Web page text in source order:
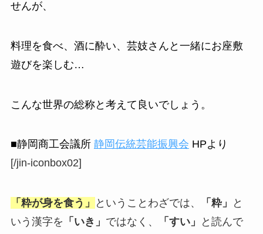
せんが、
料理を食べ、酒に酔い、芸妓さんと一緒にお座敷
遊びを楽しむ…
こんな世界の総称と考えて良いでしょう。
■静岡商工会議所 静岡伝統芸能振興会 HPより
[/jin-iconbox02]
「粋が身を食う」 ということわざでは、 「粋」
と
いう漢字を 「いき」 ではなく、 「すい」
と読んで